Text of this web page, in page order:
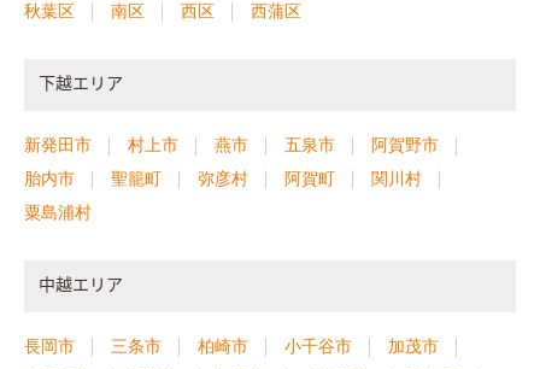
秋葉区
南区 西区 西蒲区
下越エリア
新発田市 村上市 燕市 五泉市
阿賀野市
胎内市
聖籠町 弥彦村 阿賀町
関川村
粟島浦村
中越エリア
長岡市 三条市 柏崎市 小千谷市
加茂市